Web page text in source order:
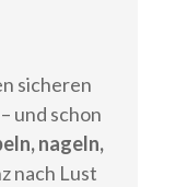
sicheren
und schon
nageln,
nach Lust